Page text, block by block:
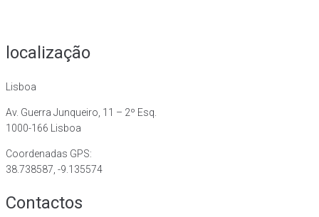
localização
Lisboa
Av. Guerra Junqueiro, 11 – 2º Esq.
1000-166 Lisboa
Coordenadas GPS:
38.738587, -9.135574
Contactos